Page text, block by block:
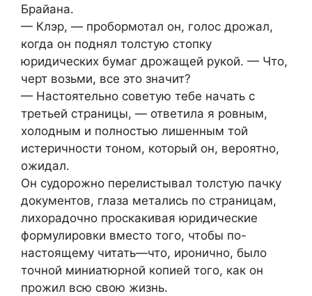
Брайана.
— Клэр, — пробормотал он, голос дрожал,
когда он поднял толстую стопку
юридических бумаг дрожащей рукой. — Что,
черт возьми, все это значит?
— Настоятельно советую тебе начать с
третьей страницы, — ответила я ровным,
холодным и полностью лишенным той
истеричности тоном, который он, вероятно,
ожидал.
Он судорожно перелистывал толстую пачку
документов, глаза метались по страницам,
лихорадочно проскакивая юридические
формулировки вместо того, чтобы по-
настоящему читать—что, иронично, было
точной миниатюрной копией того, как он
прожил всю свою жизнь.